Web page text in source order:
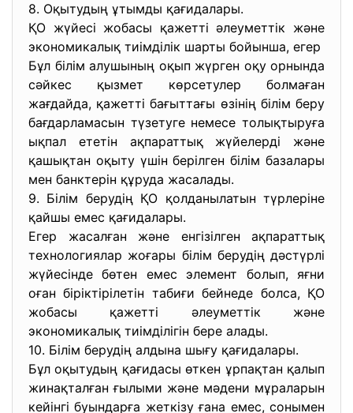
8. Оқытудың ұтымды қағидалары.
ҚО жүйесі жобасы қажетті әлеуметтік және
экономикалық тиімділік шарты бойынша, егер
Бұл білім алушының оқып жүрген оқу орнында
сәйкес қызмет көрсетулер болмаған
жағдайда, қажетті бағыттағы өзінің білім беру
бағдарламасын түзетуге немесе толықтыруға
ықпал ететін ақпараттық жүйелерді және
қашықтан оқыту үшін берілген білім базалары
мен банктерін құруда жасалады.
9. Білім берудің ҚО қолданылатын түрлеріне
қайшы емес қағидалары.
Егер жасалған және енгізілген ақпараттық
технологиялар жоғары білім берудің дәстүрлі
жүйесінде бөтен емес элемент болып, яғни
оған біріктірілетін табиғи бейнеде болса, ҚО
жобасы қажетті әлеуметтік және
экономикалық тиімділігін бере алады.
10. Білім берудің алдына шығу қағидалары.
Бұл оқытудың қағидасы өткен ұрпақтан қалып
жинақталған ғылыми және мәдени мұраларын
кейінгі буындарға жеткізу ғана емес, сонымен